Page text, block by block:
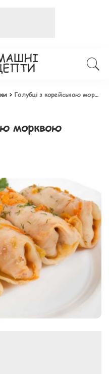
> Голубці з корейською морквою
морквою